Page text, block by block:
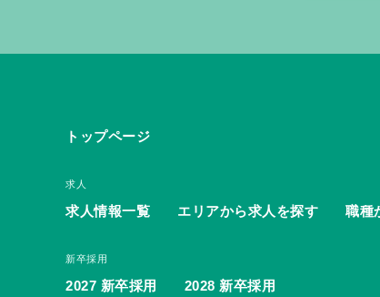
トップページ
求人
求人情報一覧 エリアから求人を探す 職種
新卒採用
2027 新卒採用 2028 新卒採用